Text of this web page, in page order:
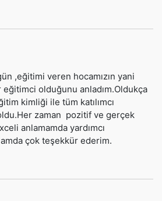
,eğitimi veren hocamızın yani
olduğunu anladım.Oldukça
kimliği ile tüm katılımcı
zaman pozitif ve gerçek
anlamamda yardımcı
çok teşekkür ederim.